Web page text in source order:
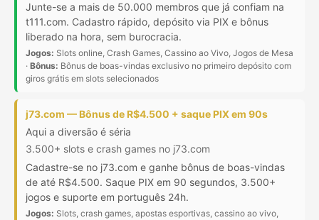
Junte-se a mais de 50.000 membros que já confiam na
t111.com. Cadastro rápido, depósito via PIX e bônus
liberado na hora, sem burocracia.
Jogos: Slots online, Crash Games, Cassino ao Vivo, Jogos de Mesa
· Bônus: Bônus de boas-vindas exclusivo no primeiro depósito com
giros grátis em slots selecionados
j73.com — Bônus de R$4.500 + saque PIX em 90s
Aqui a diversão é séria
3.500+ slots e crash games no j73.com
Cadastre-se no j73.com e ganhe bônus de boas-vindas
de até R$4.500. Saque PIX em 90 segundos, 3.500+
jogos e suporte em português 24h.
Jogos: Slots, crash games, apostas esportivas, cassino ao vivo,